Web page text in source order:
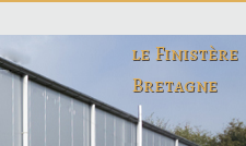
le Finistère
Bretagne